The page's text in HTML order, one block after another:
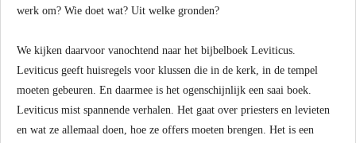
werk om? Wie doet wat? Uit welke gronden?
We kijken daarvoor vanochtend naar het bijbelboek Leviticus.
Leviticus geeft huisregels voor klussen die in de kerk, in de tempel
moeten gebeuren. En daarmee is het ogenschijnlijk een saai boek.
Leviticus mist spannende verhalen. Het gaat over priesters en levieten
en wat ze allemaal doen, hoe ze offers moeten brengen. Het is een